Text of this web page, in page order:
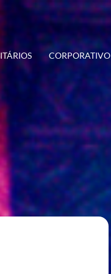
CORPORATIVO